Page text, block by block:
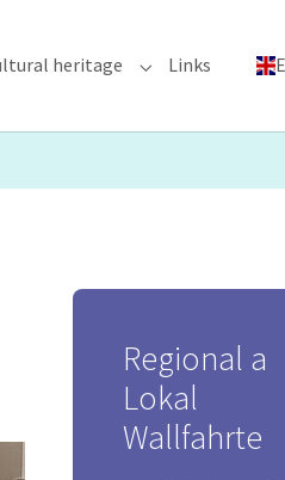
for "Major Events"
heritage Submenu for
Links
Regional a
Lokal
Wallfahrte